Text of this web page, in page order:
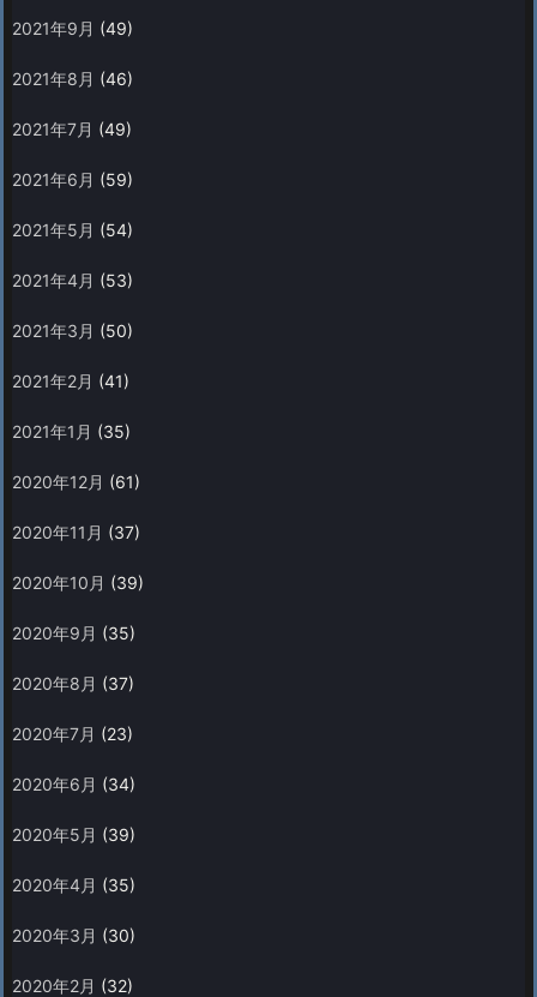
2021年9月 (49)
2021年8月 (46)
2021年7月 (49)
2021年6月 (59)
2021年5月 (54)
2021年4月 (53)
2021年3月 (50)
2021年2月 (41)
2021年1月 (35)
2020年12月 (61)
2020年11月 (37)
2020年10月 (39)
2020年9月 (35)
2020年8月 (37)
2020年7月 (23)
2020年6月 (34)
2020年5月 (39)
2020年4月 (35)
2020年3月 (30)
2020年2月 (32)